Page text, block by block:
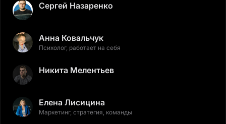
Сергей Назаренко
Анна Ковальчук
Психолог, работает на себя
Никита Мелентьев
Елена Лисицина
Маркетинг, стратегия, команды